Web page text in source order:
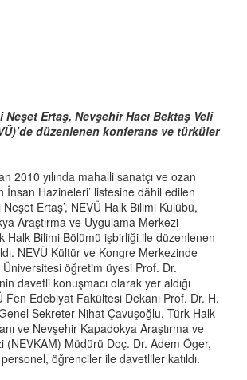
Neşet Ertaş, Nevşehir Hacı Bektaş Veli
düzenlenen konferans ve türküler
2010 yılında mahalli sanatçı ve ozan
İnsan Hazineleri’ listesine dâhil edilen
Neşet Ertaş’, NEVÜ Halk Bilimi Kulübü,
Araştırma ve Uygulama Merkezi
Halk Bilimi Bölümü işbirliği ile düzenlenen
NEVÜ Kültür ve Kongre Merkezinde
Üniversitesi öğretim üyesi Prof. Dr.
davetli konuşmacı olarak yer aldığı
Fen Edebiyat Fakültesi Dekanı Prof. Dr. H.
Sekreter Nihat Çavuşoğlu, Türk Halk
ve Nevşehir Kapadokya Araştırma ve
(NEVKAM) Müdürü Doç. Dr. Adem Öger,
öğrenciler ile davetliler katıldı.